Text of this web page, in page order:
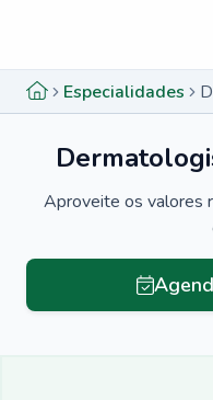
Especialidades
Aproveite os valores